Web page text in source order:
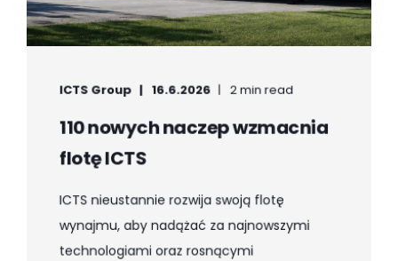
ICTS Group 16.6.2026 2 min read
110 nowych naczep wzmacnia
flotę ICTS
ICTS nieustannie rozwija swoją flotę
wynajmu, aby nadążać za najnowszymi
technologiami oraz rosnącymi